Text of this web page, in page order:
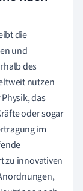
die
und
des
nutzen
das
oder sogar
im
zu innovativen